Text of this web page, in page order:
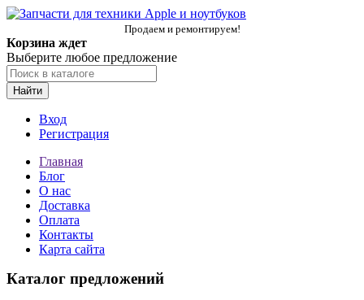
Продаем и ремонтируем!
Корзина ждет
Выберите любое предложение
Найти
Вход
Регистрация
Главная
Блог
О нас
Доставка
Оплата
Контакты
Карта сайта
Каталог предложений